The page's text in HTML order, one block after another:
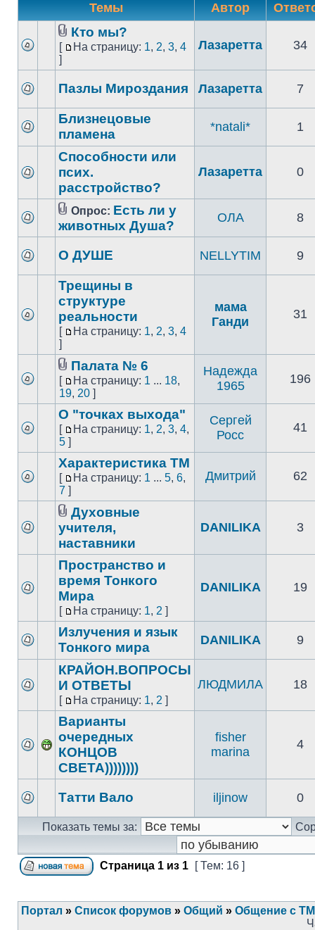
Темы Автор
Кто мы?
[ На страницу: 1, 2, 3, 4
]
Лазаретта 34
Пазлы Мироздания Лазаретта 7
Близнецовые
пламена
*natali* 1
Способности или
псих.
расстройство?
Лазаретта 0
Опрос: Есть ли у
животных Душа?
ОЛА 8
О ДУШЕ NELLYTIM 9
Трещины в
структуре
реальности
[ На страницу: 1, 2, 3, 4
]
мама
Ганди
31
Палата № 6
[ На страницу: 1 ... 18,
19, 20 ]
Надежда
1965
196
О "точках выхода"
[ На страницу: 1, 2, 3, 4,
5 ]
Сергей
Росс
41
Характеристика ТМ
[ На страницу: 1 ... 5, 6,
7 ]
Дмитрий 62
Духовные
учителя,
наставники
DANILIKA 3
Пространство и
время Тонкого
Мира
[ На страницу: 1, 2 ]
DANILIKA 19
Излучения и язык
Тонкого мира
DANILIKA 9
КРАЙОН.ВОПРОСЫ
И ОТВЕТЫ
[ На страницу: 1, 2 ]
ЛЮДМИЛА 18
Варианты
очередных
КОНЦОВ
СВЕТА))))))))
fisher
marina
4
Татти Вало iljinow 0
Показать темы за:
Страница 1 из 1 [ Тем: 16 ]
Портал » Список форумов » Общий » Общение с